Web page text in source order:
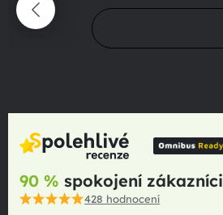
90 % spokojení zákazníci
428 hodnocení